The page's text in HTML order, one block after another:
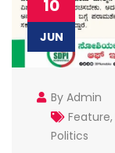
10
JUN
By Admin
Feature,
Politics